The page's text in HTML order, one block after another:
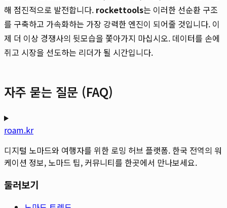
해 점진적으로 발전합니다. rockettools는 이러한 선순환 구조
를 구축하고 가속화하는 가장 강력한 엔진이 되어줄 것입니다. 이
제 더 이상 경쟁사의 뒷모습을 쫓아가지 마십시오. 데이터를 손에
쥐고 시장을 선도하는 리더가 될 시간입니다.
자주 묻는 질문 (FAQ)
roam.kr
디지털 노마드와 여행자를 위한 로밍 허브 플랫폼. 한국 전역의 워
케이션 정보, 노마드 팁, 커뮤니티를 한곳에서 만나보세요.
둘러보기